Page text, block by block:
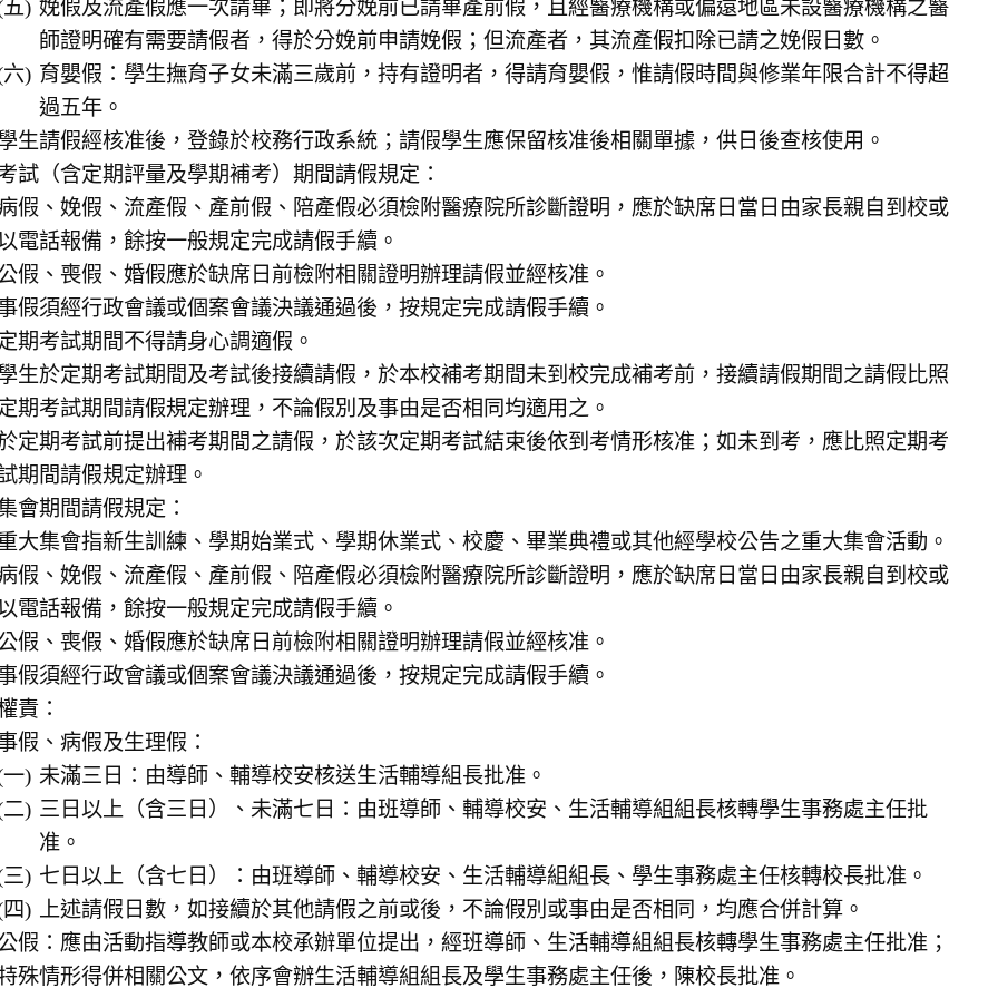
娩假及流產假應一次請畢；即將分娩前已請畢產前假，且經醫療機構或偏遠地區未設醫療機構之醫
師證明確有需要請假者，得於分娩前申請娩假；但流產者，其流產假扣除已請之娩假日數。
育嬰假：學生撫育子女未滿三歲前，持有證明者，得請育嬰假，惟請假時間與修業年限合計不得超
過五年。
生請假經核准後，登錄於校務行政系統；請假學生應保留核准後相關單據，供日後查核使用。
試（含定期評量及學期補考）期間請假規定：
假、娩假、流產假、產前假、陪產假必須檢附醫療院所診斷證明，應於缺席日當日由家長親自到校或
電話報備，餘按一般規定完成請假手續。
假、喪假、婚假應於缺席日前檢附相關證明辦理請假並經核准。
假須經行政會議或個案會議決議通過後，按規定完成請假手續。
期考試期間不得請身心調適假。
生於定期考試期間及考試後接續請假，於本校補考期間未到校完成補考前，接續請假期間之請假比照
期考試期間請假規定辦理，不論假別及事由是否相同均適用之。
定期考試前提出補考期間之請假，於該次定期考試結束後依到考情形核准；如未到考，應比照定期考
期間請假規定辦理。
會期間請假規定：
大集會指新生訓練、學期始業式、學期休業式、校慶、畢業典禮或其他經學校公告之重大集會活動。
假、娩假、流產假、產前假、陪產假必須檢附醫療院所診斷證明，應於缺席日當日由家長親自到校或
電話報備，餘按一般規定完成請假手續。
假、喪假、婚假應於缺席日前檢附相關證明辦理請假並經核准。
假須經行政會議或個案會議決議通過後，按規定完成請假手續。
責：
假、病假及生理假：
未滿三日：由導師、輔導校安核送生活輔導組長批准。
三日以上（含三日）、未滿七日：由班導師、輔導校安、生活輔導組組長核轉學生事務處主任批
准。
七日以上（含七日）：由班導師、輔導校安、生活輔導組組長、學生事務處主任核轉校長批准。
上述請假日數，如接續於其他請假之前或後，不論假別或事由是否相同，均應合併計算。
假：應由活動指導教師或本校承辦單位提出，經班導師、生活輔導組組長核轉學生事務處主任批准；
殊情形得併相關公文，依序會辦生活輔導組組長及學生事務處主任後，陳校長批准。